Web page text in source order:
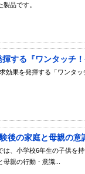
品です。
する『ワンタッチ
効果を発揮する「ワンタ
後の家庭と母親の意
、小学校6年生の子供を
親の行動・意識...